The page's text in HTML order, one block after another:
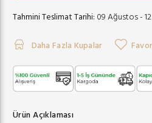
Tahmini Teslimat Tarihi: 09 Ağustos -
Daha Fazla Kupalar
Ürün Açıklaması